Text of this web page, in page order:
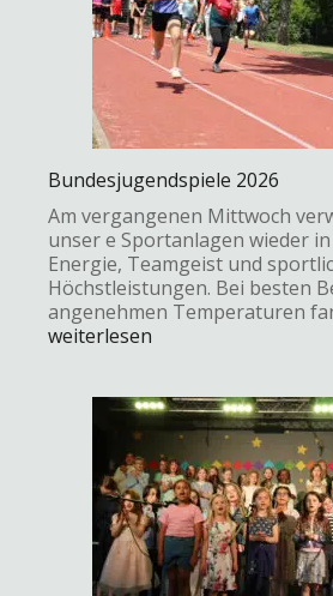
Bundesjugendspiele 2026
Am vergangenen Mittwoch
unser e Sportanlagen wieder
Energie, Teamgeist und
Höchstleistungen. Bei besten
angenehmen Temperaturen
weiterlesen